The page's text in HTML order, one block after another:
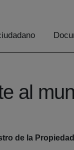
al
de la